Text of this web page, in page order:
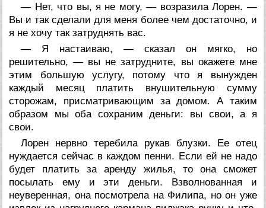
— Нет, что вы, я не могу, — возразила Лорен. —
Вы и так сделали для меня более чем достаточно, и
я не хочу так затруднять вас.
— Я настаиваю, — сказал он мягко, но
решительно, — вы не затрудните, вы окажете мне
этим большую услугу, потому что я вынужден
каждый месяц платить внушительную сумму
сторожам, присматривающим за домом. А таким
образом мы оба сохраним деньги: вы свои, а я
свои.
Лорен нервно теребила рукав блузки. Ее отец
нуждается сейчас в каждом пенни. Если ей не надо
будет платить за аренду жилья, то она сможет
посылать ему и эти деньги. Взволнованная и
неуверенная, она посмотрела на Филипа, но он уже